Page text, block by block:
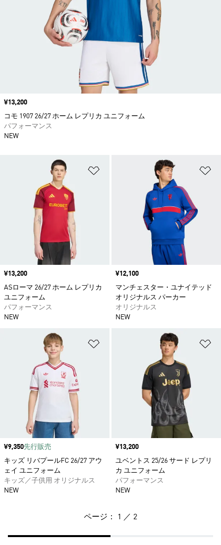
ほしいものリストに追加
価格
¥13,200
ASローマ 26/27 ホーム レプリカ
ユニフォーム
パフォーマンス
NEW
価格
¥12,100
マンチェスター・ユナイテッド
オリジナルス パーカー
オリジナルス
NEW
ほしいものリストに追加
価格
¥9,350先行販売
キッズ リバプールFC 26/27 アウ
ェイ ユニフォーム
キッズ／子供用 オリジナルス
NEW
価格
¥13,200
ユベントス 25/26 サード レプリ
カ ユニフォーム
パフォーマンス
NEW
価格
¥13,200
コモ 1907 26/27 ホーム レプリカ ユニフォーム
パフォーマンス
NEW
ページ： 1 ／ 2